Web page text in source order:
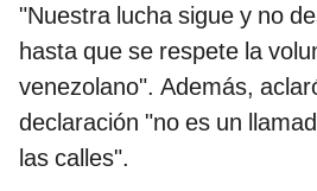
"Nuestra lucha sigue y no
hasta que se respete la
venezolano". Además,
declaración "no es un
las calles".